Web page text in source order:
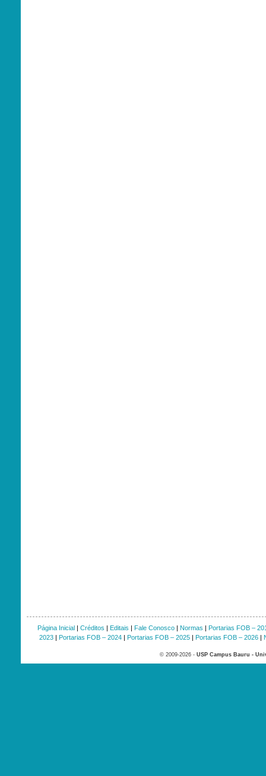
Página Inicial| Créditos | Editais | Fale Conosco| Normas | Portarias FOB –
2023| Portarias FOB – 2024| Portarias FOB – 2025| Portarias FOB – 2026|
© 2009-2026 - USP Campus Bauru -